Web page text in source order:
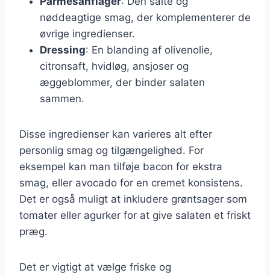
nøddeagtige smag, der komplementerer de
øvrige ingredienser.
Dressing: En blanding af olivenolie,
citronsaft, hvidløg, ansjoser og
æggeblommer, der binder salaten
sammen.
Disse ingredienser kan varieres alt efter
personlig smag og tilgængelighed. For
eksempel kan man tilføje bacon for ekstra
smag, eller avocado for en cremet konsistens.
Det er også muligt at inkludere grøntsager som
tomater eller agurker for at give salaten et friskt
præg.
Det er vigtigt at vælge friske og